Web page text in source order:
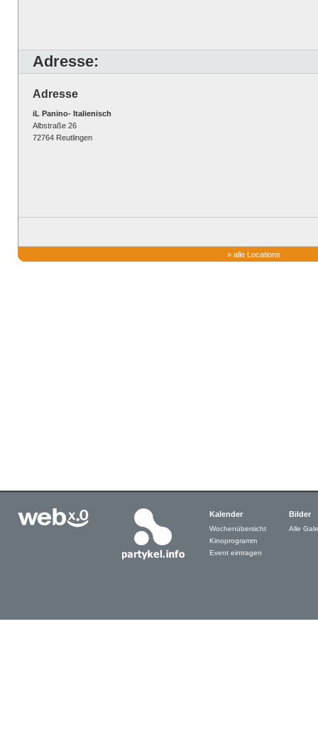
Adresse:
Adresse
iL Panino- Italienisch
Albstraße 26
72764 Reutlingen
» alle Locations
Kalender
Wochenübersicht
Kinoprogramm
Event eintragen
Bilder
Alle